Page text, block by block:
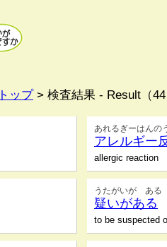
ップ> 検査結果 - Result（
あれるぎーはんの
アレルギー
allergic reaction
うたがいが ある
疑いがある
to be suspected